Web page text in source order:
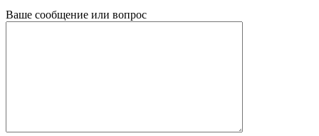
Ваше сообщение или вопрос